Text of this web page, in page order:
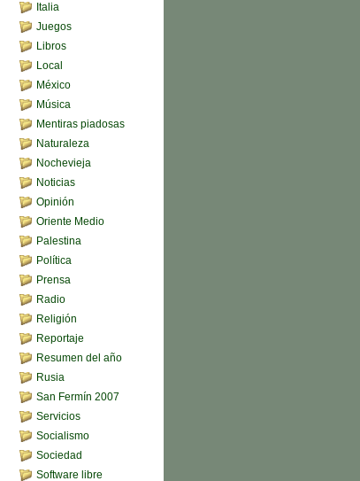
Italia
Juegos
Libros
Local
México
Música
Mentiras piadosas
Naturaleza
Nochevieja
Noticias
Opinión
Oriente Medio
Palestina
Política
Prensa
Radio
Religión
Reportaje
Resumen del año
Rusia
San Fermín 2007
Servicios
Socialismo
Sociedad
Software libre